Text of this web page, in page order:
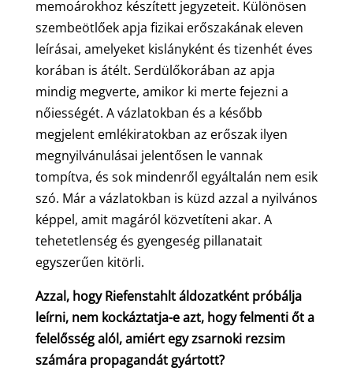
memoárokhoz készített jegyzeteit. Különösen
szembeötlőek apja fizikai erőszakának eleven
leírásai, amelyeket kislányként és tizenhét éves
korában is átélt. Serdülőkorában az apja
mindig megverte, amikor ki merte fejezni a
nőiességét. A vázlatokban és a később
megjelent emlékiratokban az erőszak ilyen
megnyilvánulásai jelentősen le vannak
tompítva, és sok mindenről egyáltalán nem esik
szó. Már a vázlatokban is küzd azzal a nyilvános
képpel, amit magáról közvetíteni akar. A
tehetetlenség és gyengeség pillanatait
egyszerűen kitörli.
Azzal, hogy Riefenstahlt áldozatként próbálja
leírni, nem kockáztatja-e azt, hogy felmenti őt a
felelősség alól, amiért egy zsarnoki rezsim
számára propagandát gyártott?